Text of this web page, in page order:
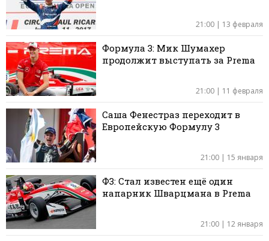
21:00 | 13 февраля
Формула 3: Мик Шумахер
продолжит выступать за Prema
21:00 | 11 февраля
Саша Фенестраз переходит в
Европейскую Формулу 3
21:00 | 15 января
Ф3: Стал известен ещё один
напарник Шварцмана в Prema
21:00 | 12 января